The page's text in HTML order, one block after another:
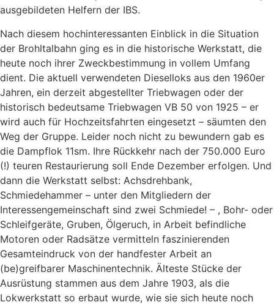
ausgebildeten Helfern der IBS.
Nach diesem hochinteressanten Einblick in die Situation
der Brohltalbahn ging es in die historische Werkstatt, die
heute noch ihrer Zweckbestimmung in vollem Umfang
dient. Die aktuell verwendeten Dieselloks aus den 1960er
Jahren, ein derzeit abgestellter Triebwagen oder der
historisch bedeutsame Triebwagen VB 50 von 1925 – er
wird auch für Hochzeitsfahrten eingesetzt – säumten den
Weg der Gruppe. Leider noch nicht zu bewundern gab es
die Dampflok 11sm. Ihre Rückkehr nach der 750.000 Euro
(!) teuren Restaurierung soll Ende Dezember erfolgen. Und
dann die Werkstatt selbst: Achsdrehbank,
Schmiedehammer – unter den Mitgliedern der
Interessengemeinschaft sind zwei Schmiede! – , Bohr- oder
Schleifgeräte, Gruben, Ölgeruch, in Arbeit befindliche
Motoren oder Radsätze vermitteln faszinierenden
Gesamteindruck von der handfester Arbeit an
(be)greifbarer Maschinentechnik. Älteste Stücke der
Ausrüstung stammen aus dem Jahre 1903, als die
Lokwerkstatt so erbaut wurde, wie sie sich heute noch